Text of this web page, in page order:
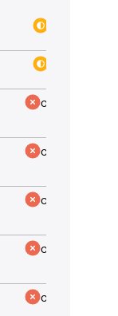
отсутствует
отсутствует
отсутствует
отсутствует
отсутствует